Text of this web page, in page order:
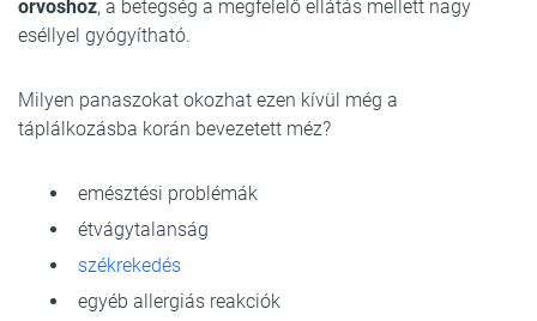
orvoshoz, a betegség a megfelelő ellátás mellett nagy
eséllyel gyógyítható.
Milyen panaszokat okozhat ezen kívül még a
táplálkozásba korán bevezetett méz?
emésztési problémák
étvágytalanság
székrekedés
egyéb allergiás reakciók